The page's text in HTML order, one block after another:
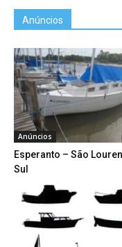
Anúncios
Anúncios
Esperanto – São
Sul